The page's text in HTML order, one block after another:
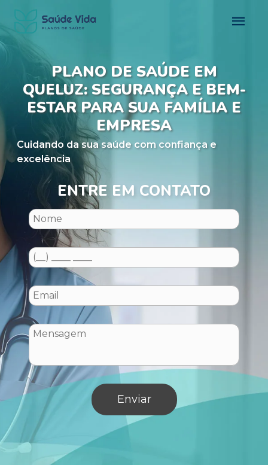
PLANO DE SAÚDE EM
QUELUZ: SEGURANÇA E BEM-
ESTAR PARA SUA FAMÍLIA E
EMPRESA
Cuidando da sua saúde com confiança e
excelência
ENTRE EM CONTATO